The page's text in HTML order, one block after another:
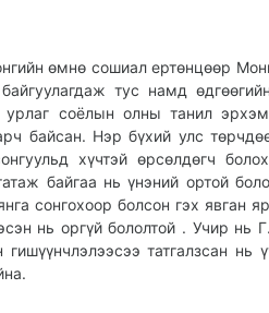
10:22:11
11:04:09өмнө сошиал ертөнцөөр
тус намд
соёлын олны танил
байсан. Нэр бүхий улс
хүчтэй өрсөлдөгч
байгаа нь үнэний ортой
сонгохоор болсон гэх явган
нь оргүй бололтой . Учир нь
татгалзсан нь